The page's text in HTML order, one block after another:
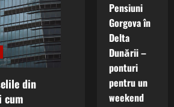
din
cum
Pensiuni
Gorgova în
Delta
Dunării –
ponturi
pentru un
weekend